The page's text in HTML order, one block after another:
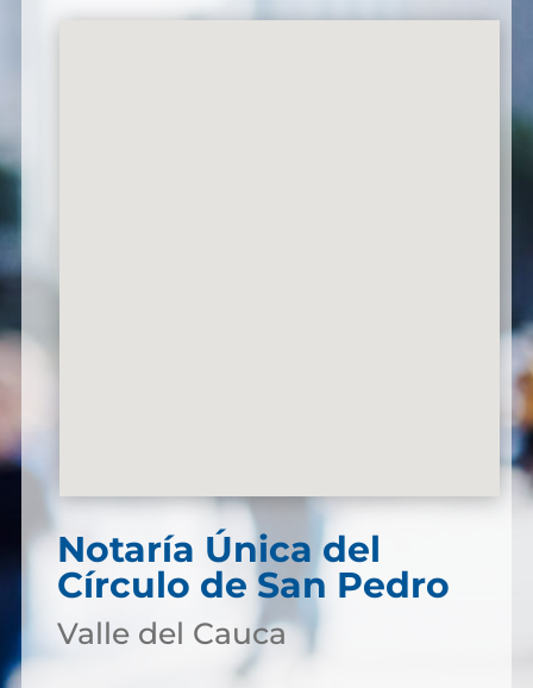
Notaría Única del
Círculo de San Pedro
Valle del Cauca